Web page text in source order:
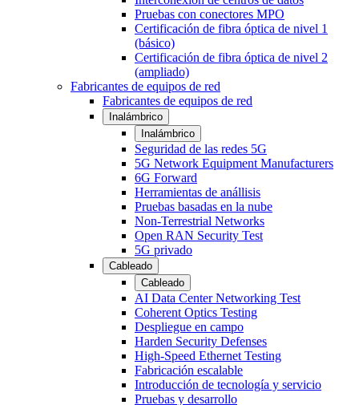
Pruebas con conectores MPO
Certificación de fibra óptica de nivel 1
(básico)
Certificación de fibra óptica de nivel 2
(ampliado)
Fabricantes de equipos de red
Fabricantes de equipos de red
Inalámbrico
Inalámbrico
Seguridad de las redes 5G
5G Network Equipment Manufacturers
6G Forward
Herramientas de anállisis
Pruebas basadas en la nube
Non-Terrestrial Networks
Open RAN Security Test
5G privado
Cableado
Cableado
AI Data Center Networking Test
Coherent Optics Testing
Despliegue en campo
Harden Security Defenses
High-Speed Ethernet Testing
Fabricación escalable
Introducción de tecnología y servicio
Pruebas y desarrollo